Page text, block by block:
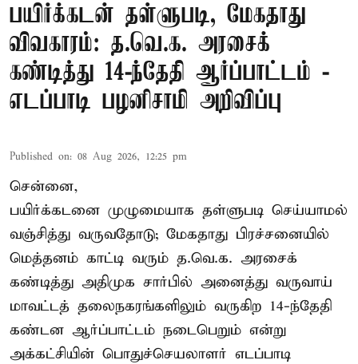
பயிர்க்கடன் தள்ளுபடி, மேகதாது
விவகாரம்: த.வெ.க. அரசைக்
கண்டித்து 14-ந்தேதி ஆர்ப்பாட்டம் -
எடப்பாடி பழனிசாமி அறிவிப்பு
Published on: 08 Aug 2026, 12:25 pm
சென்னை,
பயிர்க்கடனை முழுமையாக தள்ளுபடி செய்யாமல்
வஞ்சித்து வருவதோடு; மேகதாது பிரச்சனையில்
மெத்தனம் காட்டி வரும் த.வெ.க. அரசைக்
கண்டித்து அதிமுக சார்பில் அனைத்து வருவாய்
மாவட்டத் தலைநகரங்களிலும் வருகிற 14-ந்தேதி
கண்டன ஆர்ப்பாட்டம் நடைபெறும் என்று
அக்கட்சியின் பொதுச்செயலாளர் எடப்பாடி